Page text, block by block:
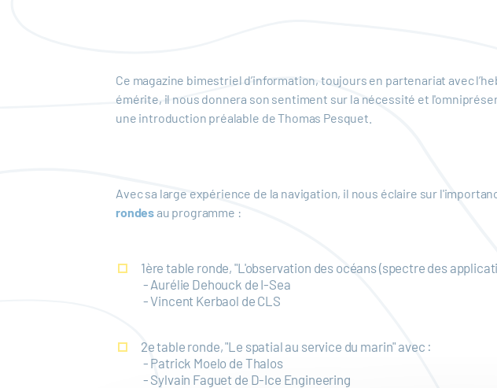
Ce magazine bimestriel d’information, toujours en partenariat avec
émérite, il nous donnera son sentiment sur la nécessité et
une introduction préalable de Thomas Pesquet.
Avec sa large expérience de la navigation, il nous éclaire sur
rondesau programme :
1ère table ronde, "L'observation des océans (spectre des
- Aurélie Dehouck de I-Sea
- Vincent Kerbaol de CLS
2e table ronde, "Le spatial au service du marin" avec :
- Patrick Moelo de Thalos
- Sylvain Faguet de D-Ice Engineering